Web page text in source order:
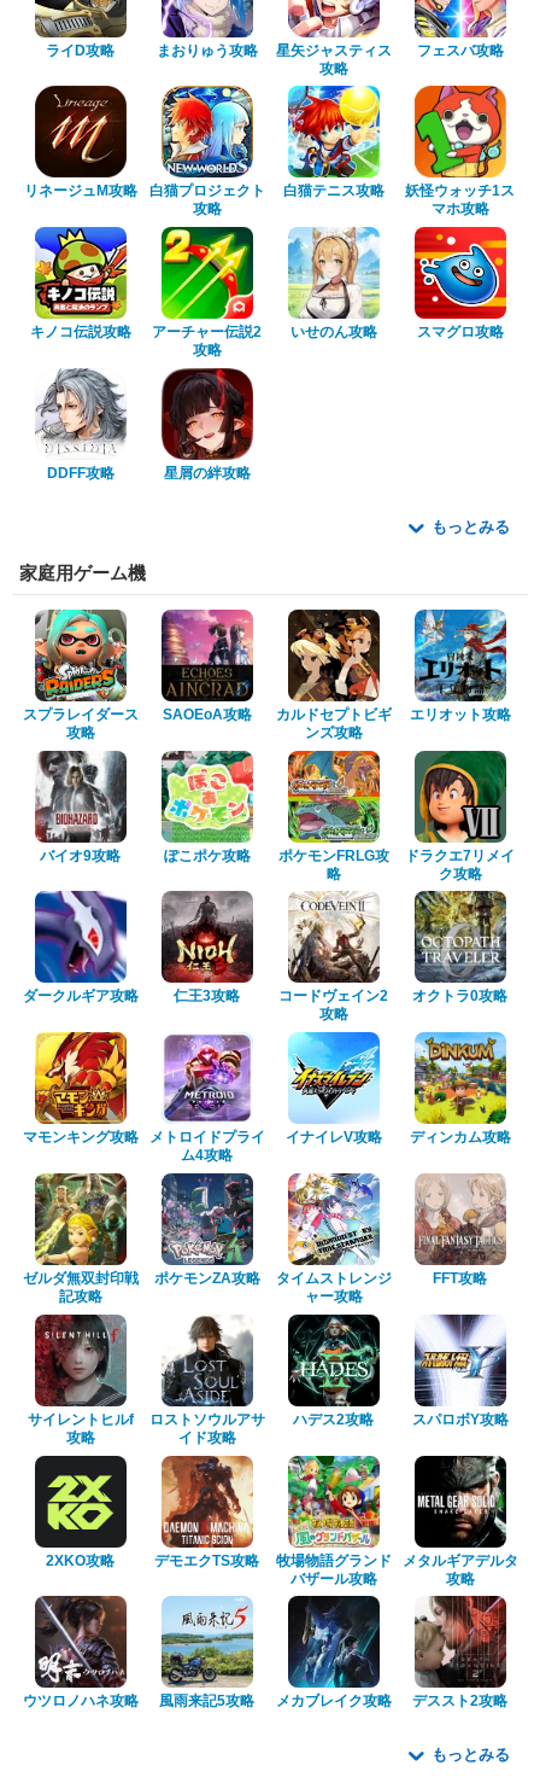
ライD攻略 まおりゅう攻略
星矢ジャスティス
攻略
フェスバ攻略
リネージュM攻略
白猫プロジェクト
攻略
白猫テニス攻略
妖怪ウォッチ1ス
マホ攻略
キノコ伝説攻略
アーチャー伝説2
攻略
いせのん攻略 スマグロ攻略
DDFF攻略 星屑の絆攻略
もっとみる
家庭用ゲーム機
スプラレイダース
攻略
SAOEoA攻略
カルドセプトビギ
ンズ攻略
エリオット攻略
バイオ9攻略 ぽこポケ攻略
ポケモンFRLG攻
略
ドラクエ7リメイ
ク攻略
ダークルギア攻略 仁王3攻略
コードヴェイン2
攻略
オクトラ0攻略
マモンキング攻略
メトロイドプライ
ム4攻略
イナイレV攻略 ディンカム攻略
ゼルダ無双封印戦
記攻略
ポケモンZA攻略
タイムストレンジ
ャー攻略
FFT攻略
サイレントヒルf
攻略
ロストソウルアサ
イド攻略
ハデス2攻略 スパロボY攻略
2XKO攻略 デモエクTS攻略
牧場物語グランド
バザール攻略
メタルギアデルタ
攻略
ウツロノハネ攻略 風雨来記5攻略 メカブレイク攻略 デススト2攻略
もっとみる